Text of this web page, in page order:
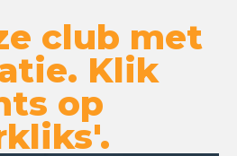
club met
Klik
op